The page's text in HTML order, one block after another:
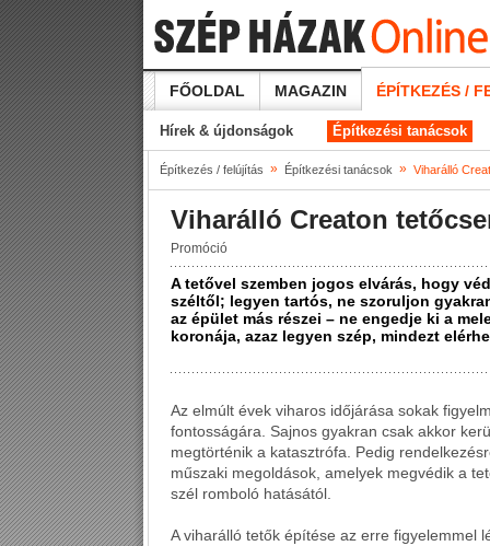
FŐOLDAL MAGAZIN ÉPÍTKEZÉS /
Hírek & újdonságok Építkezési tanácsok
Építkezés / felújítás » Építkezési tanácsok » Viharálló
Viharálló Creaton
Promóció
A tetővel szemben jogos elvárás, hogy
széltől; legyen tartós, ne szoruljon
az épület más részei – ne engedje ki a
koronája, azaz legyen szép, mindezt
Az elmúlt évek viharos időjárása sokak
fontosságára. Sajnos gyakran csak akkor
megtörténik a katasztrófa. Pedig
műszaki megoldások, amelyek megvédik a
szél romboló hatásától.
A viharálló tetők építése az erre figyelemmel